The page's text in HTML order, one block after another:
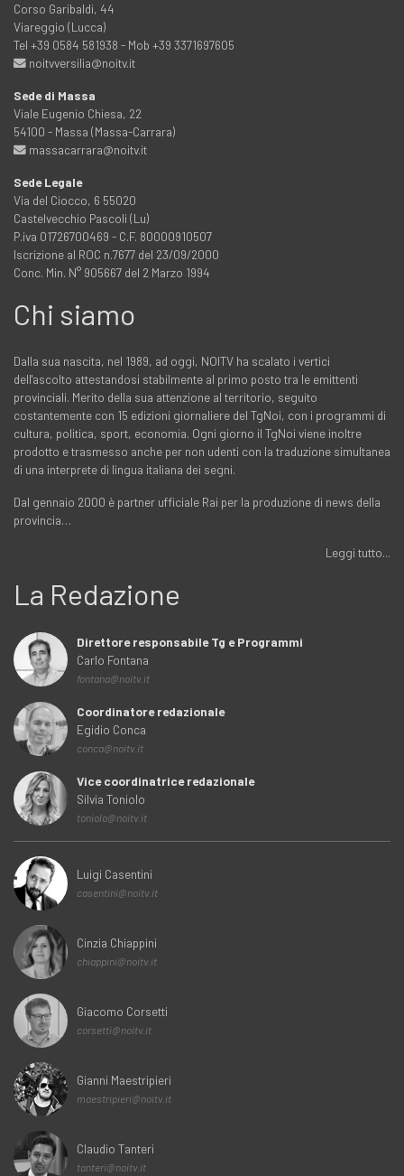
Corso Garibaldi, 44
Viareggio (Lucca)
Tel +39 0584 581938 - Mob +39 3371697605
noitvversilia@noitv.it
Sede di Massa
Viale Eugenio Chiesa, 22
54100 - Massa (Massa-Carrara)
massacarrara@noitv.it
Sede Legale
Via del Ciocco, 6 55020
Castelvecchio Pascoli (Lu)
P.iva 01726700469 - C.F. 80000910507
Iscrizione al ROC n.7677 del 23/09/2000
Conc. Min. N° 905667 del 2 Marzo 1994
Chi siamo
Dalla sua nascita, nel 1989, ad oggi, NOITV ha scalato i vertici
dell'ascolto attestandosi stabilmente al primo posto tra le emittenti
provinciali. Merito della sua attenzione al territorio, seguito
costantemente con 15 edizioni giornaliere del TgNoi, con i programmi di
cultura, politica, sport, economia. Ogni giorno il TgNoi viene inoltre
prodotto e trasmesso anche per non udenti con la traduzione simultanea
di una interprete di lingua italiana dei segni.
Dal gennaio 2000 è partner ufficiale Rai per la produzione di news della
provincia…
Leggi tutto...
La Redazione
Direttore responsabile Tg e Programmi
Carlo Fontana
fontana@noitv.it
Coordinatore redazionale
Egidio Conca
conca@noitv.it
Vice coordinatrice redazionale
Silvia Toniolo
toniolo@noitv.it
Luigi Casentini
casentini@noitv.it
Cinzia Chiappini
chiappini@noitv.it
Giacomo Corsetti
corsetti@noitv.it
Gianni Maestripieri
maestripieri@noitv.it
Claudio Tanteri
tanteri@noitv.it